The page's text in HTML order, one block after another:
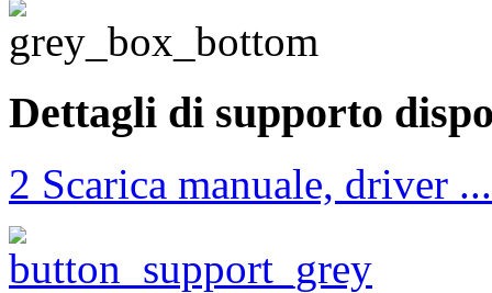
Dettagli di supporto
2 Scarica manuale, driver ...